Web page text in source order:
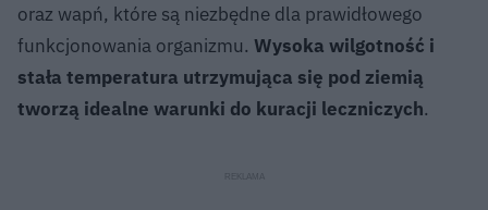
oraz wapń, które są niezbędne dla prawidłowego
funkcjonowania organizmu. Wysoka wilgotność i
stała temperatura utrzymująca się pod ziemią
tworzą idealne warunki do kuracji leczniczych.